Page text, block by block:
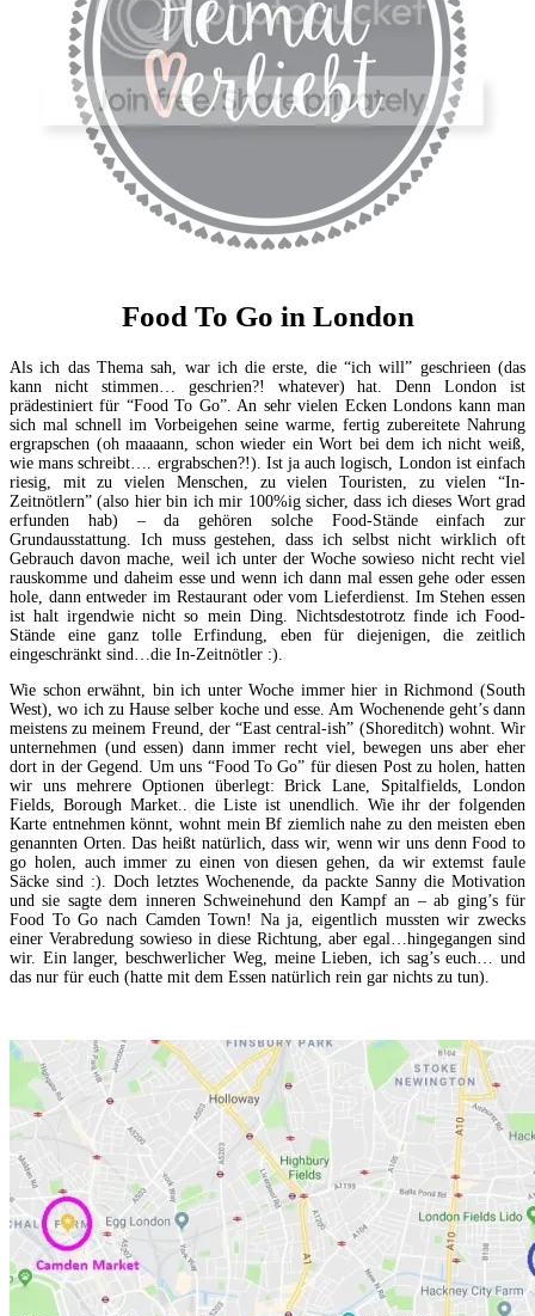
Food To Go in London
Als ich das Thema sah, war ich die erste, die “ich will” geschrieen (das
kann nicht stimmen… geschrien?! whatever) hat. Denn London ist
prädestiniert für “Food To Go”. An sehr vielen Ecken Londons kann man
sich mal schnell im Vorbeigehen seine warme, fertig zubereitete Nahrung
ergrapschen (oh maaaann, schon wieder ein Wort bei dem ich nicht weiß,
wie mans schreibt…. ergrabschen?!). Ist ja auch logisch, London ist einfach
riesig, mit zu vielen Menschen, zu vielen Touristen, zu vielen “In-
Zeitnötlern” (also hier bin ich mir 100%ig sicher, dass ich dieses Wort grad
erfunden hab) – da gehören solche Food-Stände einfach zur
Grundausstattung. Ich muss gestehen, dass ich selbst nicht wirklich oft
Gebrauch davon mache, weil ich unter der Woche sowieso nicht recht viel
rauskomme und daheim esse und wenn ich dann mal essen gehe oder essen
hole, dann entweder im Restaurant oder vom Lieferdienst. Im Stehen essen
ist halt irgendwie nicht so mein Ding. Nichtsdestotrotz finde ich Food-
Stände eine ganz tolle Erfindung, eben für diejenigen, die zeitlich
eingeschränkt sind…die In-Zeitnötler :).
Wie schon erwähnt, bin ich unter Woche immer hier in Richmond (South
West), wo ich zu Hause selber koche und esse. Am Wochenende geht’s dann
meistens zu meinem Freund, der “East central-ish” (Shoreditch) wohnt. Wir
unternehmen (und essen) dann immer recht viel, bewegen uns aber eher
dort in der Gegend. Um uns “Food To Go” für diesen Post zu holen, hatten
wir uns mehrere Optionen überlegt: Brick Lane, Spitalfields, London
Fields, Borough Market.. die Liste ist unendlich. Wie ihr der folgenden
Karte entnehmen könnt, wohnt mein Bf ziemlich nahe zu den meisten eben
genannten Orten. Das heißt natürlich, dass wir, wenn wir uns denn Food to
go holen, auch immer zu einen von diesen gehen, da wir extemst faule
Säcke sind :). Doch letztes Wochenende, da packte Sanny die Motivation
und sie sagte dem inneren Schweinehund den Kampf an – ab ging’s für
Food To Go nach Camden Town! Na ja, eigentlich mussten wir zwecks
einer Verabredung sowieso in diese Richtung, aber egal…hingegangen sind
wir. Ein langer, beschwerlicher Weg, meine Lieben, ich sag’s euch… und
das nur für euch (hatte mit dem Essen natürlich rein gar nichts zu tun).